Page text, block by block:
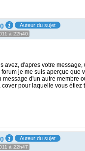
Auteur du sujet
à 22h40
avez, d'apres votre message,
je me suis aperçue que
message d'un autre membre
pour laquelle vous étiez
Auteur du sujet
à 22h47